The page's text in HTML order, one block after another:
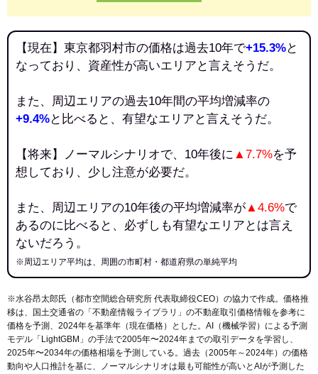
【現在】東京都羽村市の価格は過去10年で+15.3%と
なっており、資産性が高いエリアと言えそうだ。
また、周辺エリアの過去10年間の平均増減率の
+9.4%と比べると、有望なエリアと言えそうだ。
【将来】ノーマルシナリオで、10年後に ▲7.7%を予
想しており、少し注意が必要だ。
また、周辺エリアの10年後の平均増減率が▲4.6%で
あるのに比べると、必ずしも有望なエリアとは言え
ないだろう。
※周辺エリア平均は、周囲の市町村・都道府県の単純平均
※水谷昂太郎氏（都市空間総合研究所 代表取締役CEO）の協力で作成。価格推
移は、国土交通省の「 不動産情報ライブラリ 」の不動産取引価格情報を参考に
価格を予測、2024年を基準年（現在価格）とした。AI（機械学習）による予測
モデル「LightGBM」の手法で2005年〜2024年までの取引データを学習し、
2025年〜2034年の価格相場を予測している。過去（2005年～2024年）の価格
動向や人口推計を基に、ノーマルシナリオは最も可能性が高いとAIが予測した